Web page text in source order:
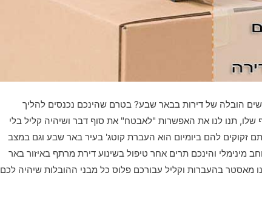
הובלה של דירות בבאר שבע? בטרם שהינכם נכנסים להליך
שלו, תנו לנו את האפשרות "לאבטח" את סוף דבר ושיהיה קליל בלי
זקוקים להם ביומיום הוא העברת קוטג' בעיר באר שבע וגם במצב
מינימלי והינכם תרים אחר טיפול בשינוע דירת מרתף באיזור באר
מאסטר בהעברות וקליל עבורכם פלוס כל מבני ההובלות שיהיה לכם